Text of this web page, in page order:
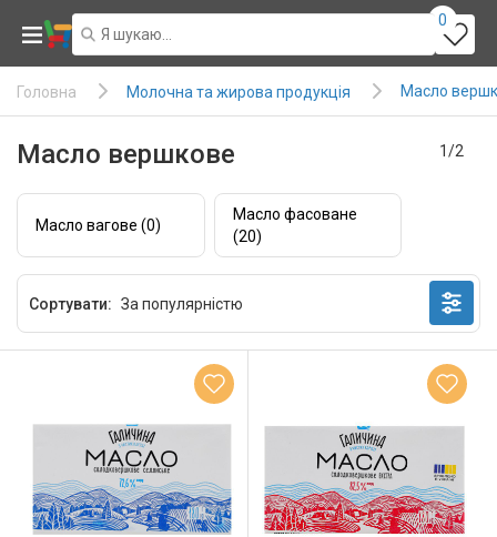
0
Головна Молочна та жирова продукція Масло
Масло вершкове 1/2
Масло вагове (0)
Масло фасоване
(20)
Сортувати: